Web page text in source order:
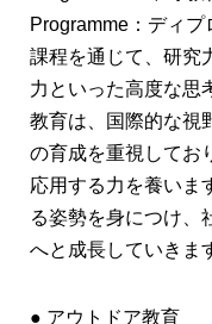
Programme：ディ
課程を通じて、研究
力といった高度な思
教育は、国際的な視
の育成を重視してお
応用する力を養いま
る姿勢を身につけ、
へと成長していきま
● アウトドア教育